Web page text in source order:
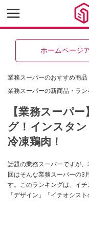
ホームページ
業務スーパーのおすすめ商品
業務スーパーの新商品・ラ
【業務スーパ
グ！インスタ
冷凍鶏肉！
話題の業務スーパーですが
回はそんな業務スーパーの3
す。このランキングは、イチ
「デザイン」「イチオシス